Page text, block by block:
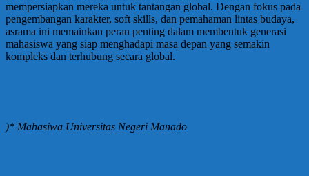
mempersiapkan mereka untuk tantangan global. Dengan fokus pada
pengembangan karakter, soft skills, dan pemahaman lintas budaya,
asrama ini memainkan peran penting dalam membentuk generasi
mahasiswa yang siap menghadapi masa depan yang semakin
kompleks dan terhubung secara global.
)* Mahasiwa Universitas Negeri Manado